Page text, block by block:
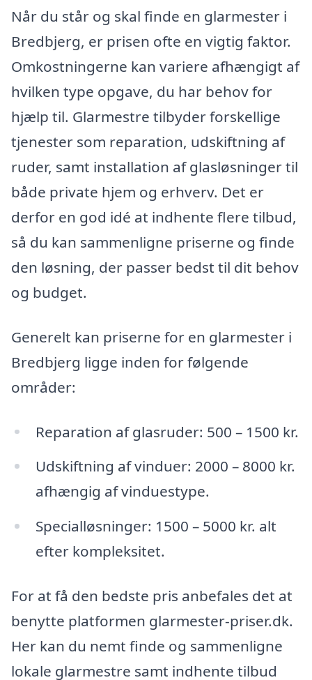
Når du står og skal finde en glarmester i
Bredbjerg, er prisen ofte en vigtig faktor.
Omkostningerne kan variere afhængigt af
hvilken type opgave, du har behov for
hjælp til. Glarmestre tilbyder forskellige
tjenester som reparation, udskiftning af
ruder, samt installation af glasløsninger til
både private hjem og erhverv. Det er
derfor en god idé at indhente flere tilbud,
så du kan sammenligne priserne og finde
den løsning, der passer bedst til dit behov
og budget.
Generelt kan priserne for en glarmester i
Bredbjerg ligge inden for følgende
områder:
Reparation af glasruder: 500 – 1500 kr.
Udskiftning af vinduer: 2000 – 8000 kr.
afhængig af vinduestype.
Specialløsninger: 1500 – 5000 kr. alt
efter kompleksitet.
For at få den bedste pris anbefales det at
benytte platformen glarmester-priser.dk.
Her kan du nemt finde og sammenligne
lokale glarmestre samt indhente tilbud